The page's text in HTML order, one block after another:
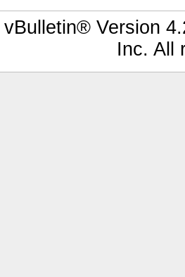
vBulletin® Version
Inc. All